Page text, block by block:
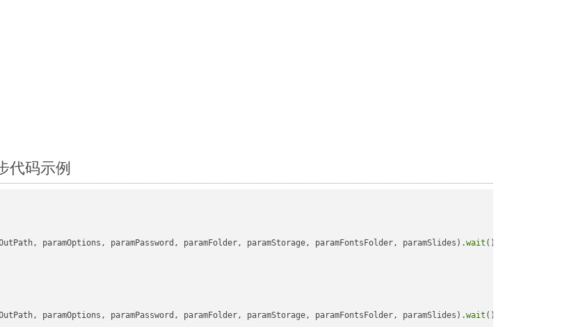
代码示例
paramOptions, paramPassword, paramFolder, paramStorage, paramFontsFolder, paramSlides).wait ();
paramOptions, paramPassword, paramFolder, paramStorage, paramFontsFolder, paramSlides).wait ();